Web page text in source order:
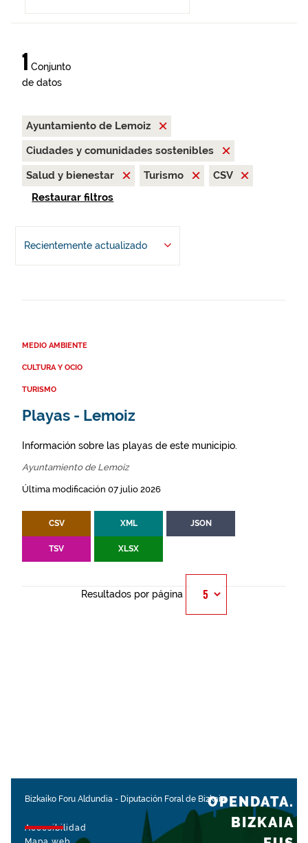
1 Conjunto
de datos
Ayuntamiento de Lemoiz
Ciudades y comunidades sostenibles
Salud y bienestar
Turismo
CSV
Restaurar filtros
Recientemente actualizado
MEDIO AMBIENTE
CULTURA Y OCIO
TURISMO
Playas - Lemoiz
Información sobre las playas de este municipio.
Ayuntamiento de Lemoiz
Última modificación 07 julio 2026
CSV XML JSON
TSV XLSX
Resultados por página
Bizkaiko Foru Aldundia - Diputación Foral de Bizkaia
Accesibilidad
OPENDATA.
BIZKAIA